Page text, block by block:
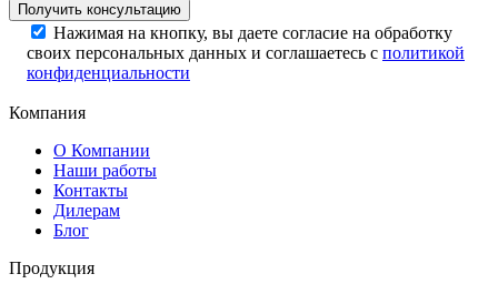
Нажимая на кнопку, вы даете согласие на обработку
своих персональных данных и соглашаетесь с политикой
конфиденциальности
Компания
О Компании
Наши работы
Контакты
Дилерам
Блог
Продукция